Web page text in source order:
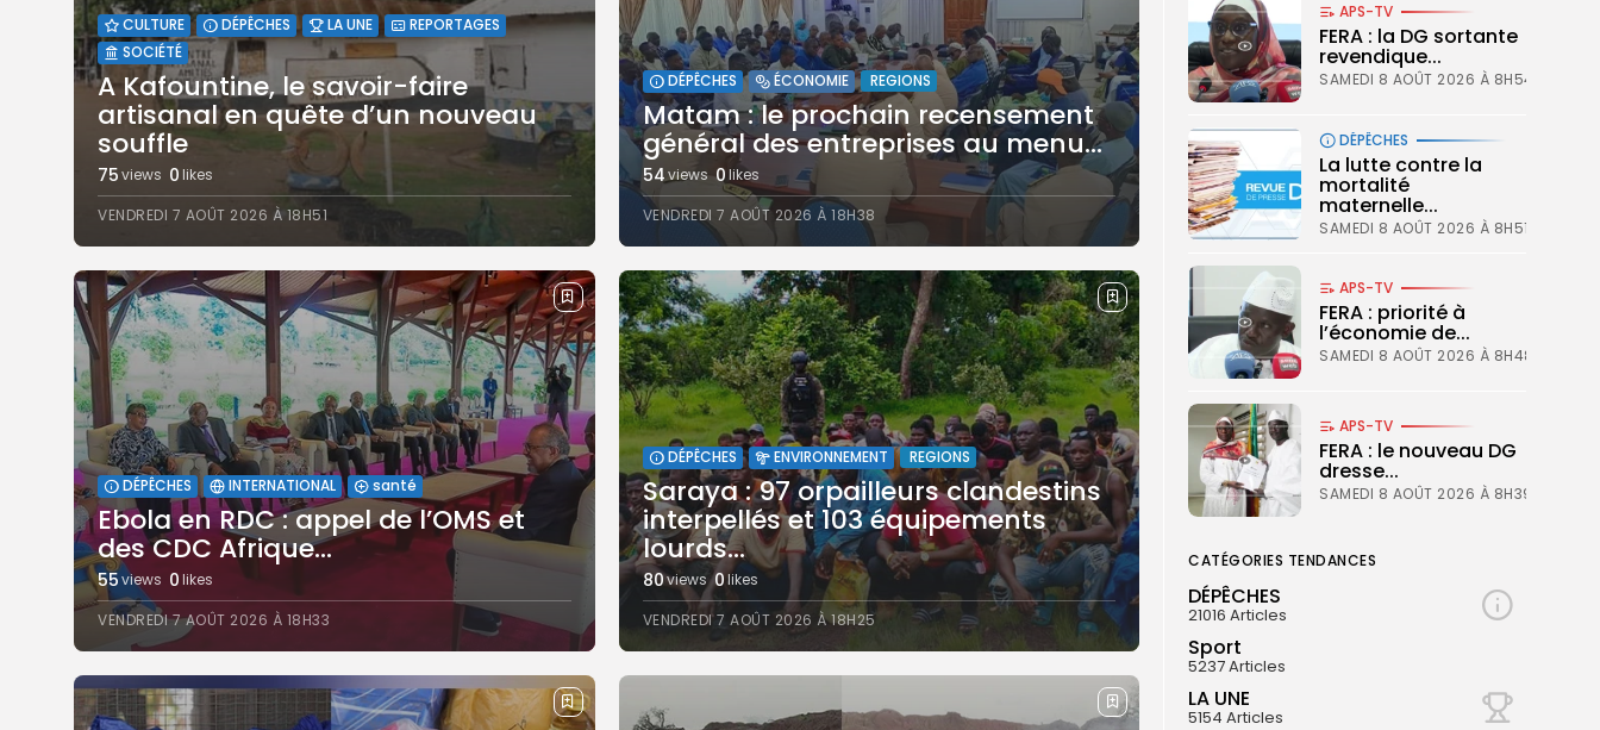
CULTURE DÉPÊCHES LA UNE
REPORTAGES
SOCIÉTÉ
A Kafountine, le savoir-faire
artisanal en quête d’un nouveau
souffle
75views 0 likes
VENDREDI 7 AOÛT 2026 À 18H51
DÉPÊCHES ÉCONOMIE REGIONS
Matam : le prochain recensement
général des entreprises au menu...
54views 0likes
VENDREDI 7 AOÛT 2026 À 18H38
DÉPÊCHES INTERNATIONAL santé
Ebola en RDC : appel de l’OMS et
des CDC Afrique...
55views 0likes
VENDREDI 7 AOÛT 2026 À 18H33
DÉPÊCHES ENVIRONNEMENT REGIONS
Saraya : 97 orpailleurs clandestins
interpellés et 103 équipements
lourds...
80views 0likes
VENDREDI 7 AOÛT 2026 À 18H25
APS-TV
FERA : la DG sortante
revendique...
SAMEDI 8 AOÛT 2026 À 8H54
DÉPÊCHES
La lutte contre la
mortalité
maternelle...
SAMEDI 8 AOÛT 2026 À 8H51
APS-TV
FERA : priorité à
l’économie de...
SAMEDI 8 AOÛT 2026 À 8H48
APS-TV
FERA : le nouveau DG
dresse...
SAMEDI 8 AOÛT 2026 À 8H39
CATÉGORIES TENDANCES
DÉPÊCHES
21016 Articles
Sport
5237 Articles
LA UNE
5154 Articles